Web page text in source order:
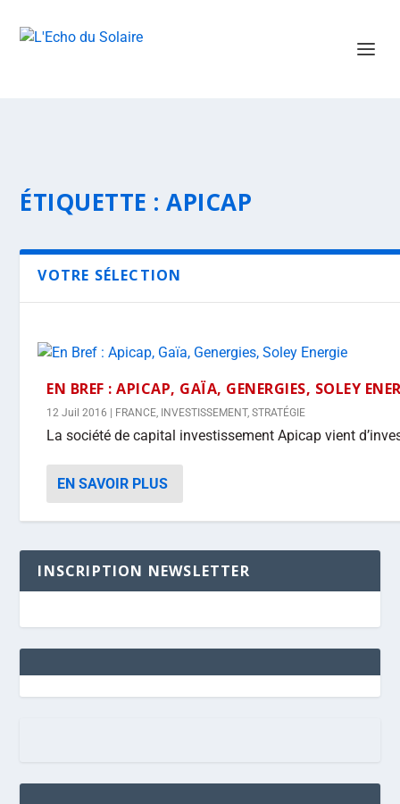
ÉTIQUETTE :APICAP
VOTRE SÉLECTION
EN BREF : APICAP, GAÏA, GENERGIES, SOLEY
12 Juil 2016 FRANCE, INVESTISSEMENT,STRATÉGIE
La société de capital investissement Apicap vient
EN SAVOIR PLUS
INSCRIPTION NEWSLETTER